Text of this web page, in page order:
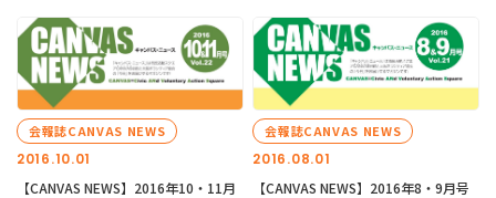
2016.10.01
会報誌CANVAS NEWS
【CANVAS NEWS】2016年10・11月
2016.08.01
会報誌CANVAS NEWS
【CANVAS NEWS】2016年8・9月号